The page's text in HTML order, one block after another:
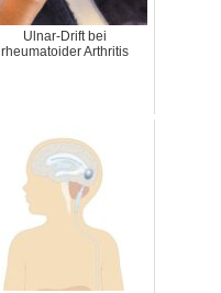
Ulnar-Drift bei
rheumatoider Arthritis